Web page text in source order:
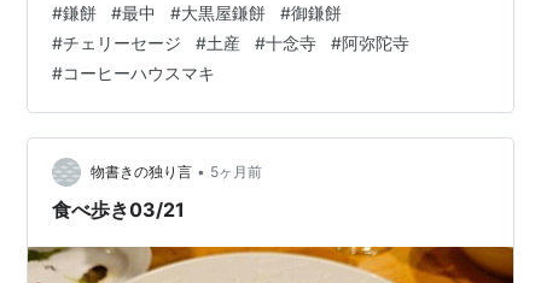
まで歩いてきて。。。 織田信長の本廟といわれる阿弥陀
寺 こちらの向かいの細い道を西に入れば、大黒屋さん
へ。。 比叡山手前の山門が阿弥陀寺。。 お店には、ご年
配のご主人がおひとりでおられた。 鎌餅と最中を注
文。。 最中を注文した後、モナカの粒あんを最中の皮へ
詰めてもらった。 其の仕草に、「美味…
#鎌餅 #最中 #大黒屋鎌餅 #御鎌餅
#チェリーセージ #土産 #十念寺 #阿弥陀寺
#コーヒーハウスマキ
物書きの独り言 • 5ヶ月前
食べ歩き03/21